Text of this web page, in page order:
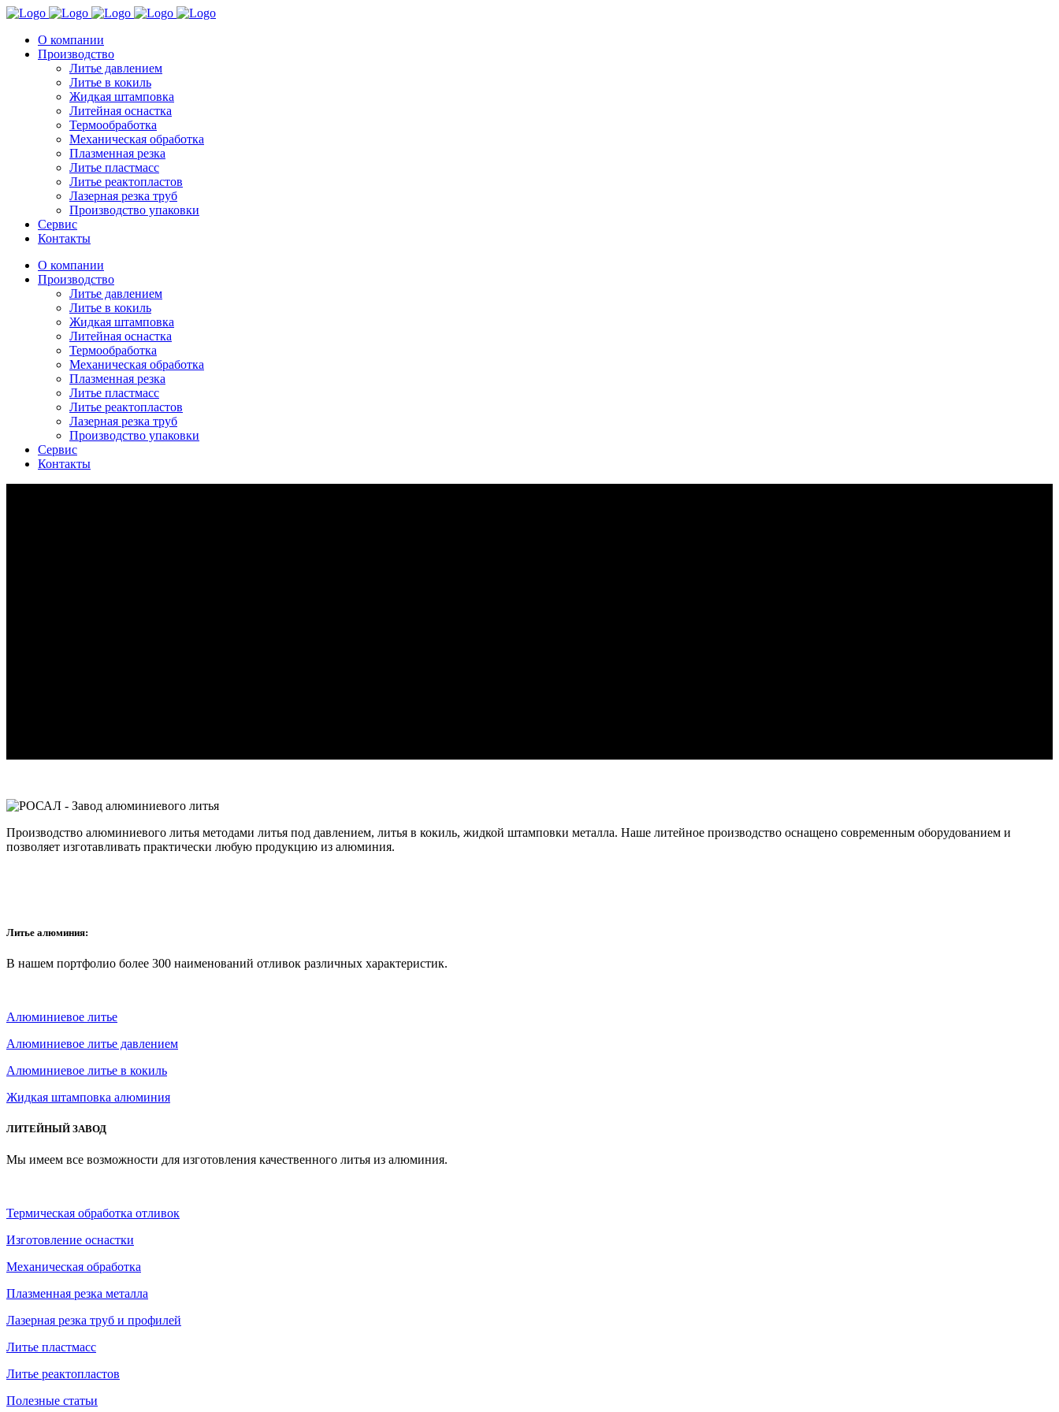
О компании
Производство
Литье давлением
Литье в кокиль
Жидкая штамповка
Литейная оснастка
Термообработка
Механическая обработка
Плазменная резка
Литье пластмасс
Литье реактопластов
Лазерная резка труб
Производство упаковки
Сервис
Контакты
О компании
Производство
Литье давлением
Литье в кокиль
Жидкая штамповка
Литейная оснастка
Термообработка
Механическая обработка
Плазменная резка
Литье пластмасс
Литье реактопластов
Лазерная резка труб
Производство упаковки
Сервис
Контакты
Производство алюминиевого литья методами литья под давлением, литья в кокиль, жидкой штамповки металла. Наше литейное производство оснащено современным оборудованием и
позволяет изготавливать практически любую продукцию из алюминия.
Литье алюминия:
В нашем портфолио более 300 наименований отливок различных характеристик.
Алюминиевое литье
Алюминиевое литье давлением
Алюминиевое литье в кокиль
Жидкая штамповка алюминия
ЛИТЕЙНЫЙ ЗАВОД
Мы имеем все возможности для изготовления качественного литья из алюминия.
Термическая обработка отливок
Изготовление оснастки
Механическая обработка
Плазменная резка металла
Лазерная резка труб и профилей
Литье пластмасс
Литье реактопластов
Полезные статьи